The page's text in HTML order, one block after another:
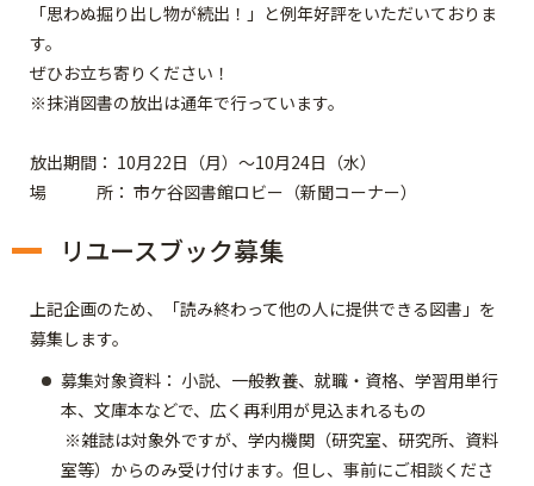
「思わぬ掘り出し物が続出！」と例年好評をいただいておりま
す。
ぜひお立ち寄りください！
※抹消図書の放出は通年で行っています。
放出期間： 10月22日（月）～10月24日（水）
場 所： 市ケ谷図書館ロビー（新聞コーナー）
リユースブック募集
上記企画のため、「読み終わって他の人に提供できる図書」を
募集します。
募集対象資料： 小説、一般教養、就職・資格、学習用単行
本、文庫本などで、広く再利用が見込まれるもの
※雑誌は対象外ですが、学内機関（研究室、研究所、資料
室等）からのみ受け付けます。但し、事前にご相談くださ